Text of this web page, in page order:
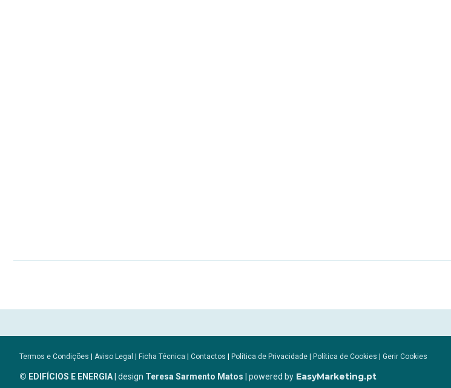
Termos e Condições | Aviso Legal | Ficha Técnica | Contactos | Política de Privacidade | Política de Cookies | Gerir Cookies
© EDIFÍCIOS E ENERGIA| design Teresa Sarmento Matos | powered by EasyMarketing.pt